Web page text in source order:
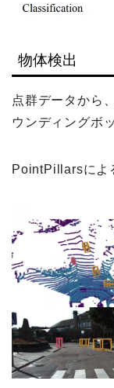
物体検出
点群データから
ウンディングボ
PointPillarsによ